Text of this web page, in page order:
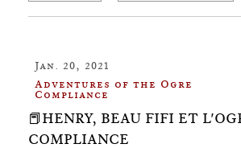
Jan. 20, 2021
Adventures of the Ogre
Compliance
📕HENRY, BEAU FIFI ET
COMPLIANCE